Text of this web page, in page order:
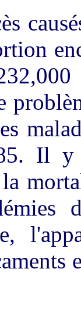
Il y